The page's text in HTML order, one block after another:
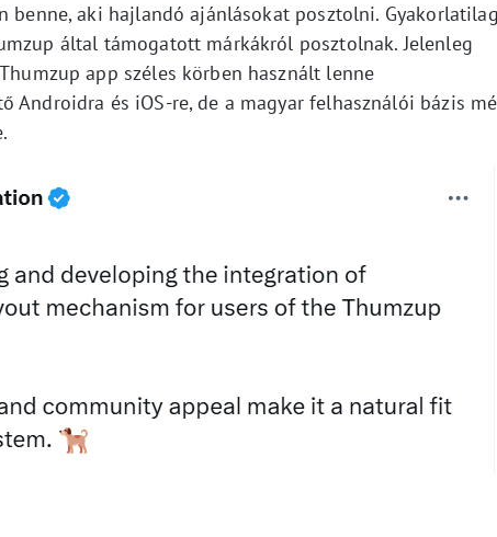
benne, aki hajlandó ajánlásokat posztolni.
által támogatott márkákról posztolnak. Jelenleg
app széles körben használt lenne
Androidra és iOS-re, de a magyar felhasználói bázis